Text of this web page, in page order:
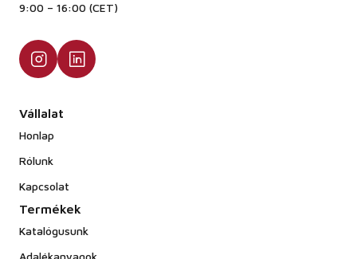
9:00 – 16:00 (CET)
Vállalat
Honlap
Rólunk
Kapcsolat
Termékek
Katalógusunk